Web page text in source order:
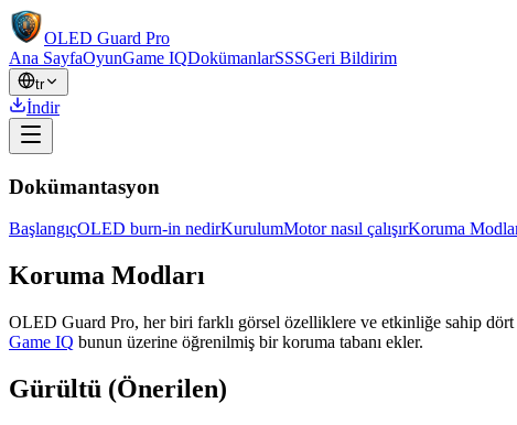
OLED Guard Pro
Ana SayfaOyunGame IQDokümanlarSSSGeri Bildirim
tr
İndir
Dokümantasyon
BaşlangıçOLED burn-in nedirKurulumMotor nasıl çalışırKoruma
Koruma Modları
OLED Guard Pro, her biri farklı görsel özelliklere ve etkinliğe sahip
Game IQ bunun üzerine öğrenilmiş bir koruma tabanı ekler.
Gürültü (Önerilen)